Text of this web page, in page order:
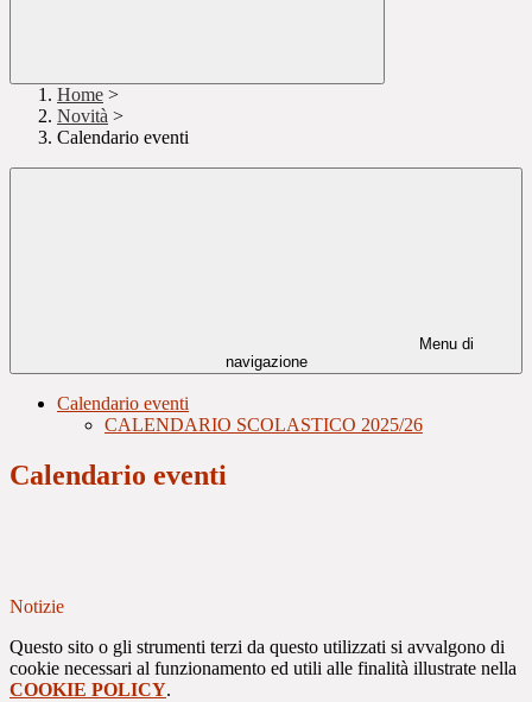
Home >
Novità >
Calendario eventi
Menu di
navigazione
Calendario eventi
CALENDARIO SCOLASTICO 2025/26
Calendario eventi
Notizie
Questo sito o gli strumenti terzi da questo utilizzati si avvalgono di
cookie necessari al funzionamento ed utili alle finalità illustrate nella
COOKIE POLICY.